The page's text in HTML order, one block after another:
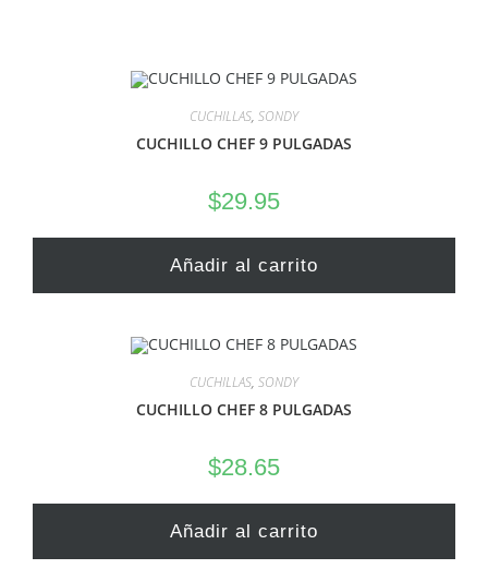
CUCHILLAS, SONDY
CUCHILLO CHEF 9 PULGADAS
$29.95
Añadir al carrito
CUCHILLAS, SONDY
CUCHILLO CHEF 8 PULGADAS
$28.65
Añadir al carrito